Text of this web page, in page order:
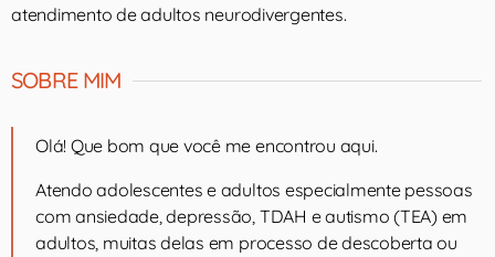
atendimento de adultos neurodivergentes.
SOBRE MIM
Olá! Que bom que você me encontrou aqui.
Atendo adolescentes e adultos especialmente pessoas
com ansiedade, depressão, TDAH e autismo (TEA) em
adultos, muitas delas em processo de descoberta ou